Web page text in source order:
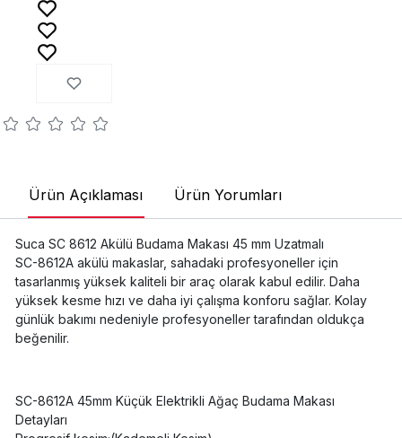
Ürün Açıklaması Ürün Yorumları
Suca SC 8612 Akülü Budama Makası 45 mm Uzatmalı
SC-8612A akülü makaslar, sahadaki profesyoneller için
tasarlanmış yüksek kaliteli bir araç olarak kabul edilir. Daha
yüksek kesme hızı ve daha iyi çalışma konforu sağlar. Kolay
günlük bakımı nedeniyle profesyoneller tarafından oldukça
beğenilir.
SC-8612A 45mm Küçük Elektrikli Ağaç Budama Makası
Detayları